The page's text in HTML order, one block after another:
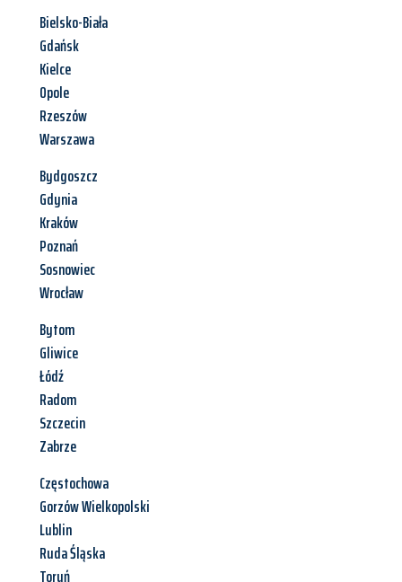
Bielsko-Biała
Gdańsk
Kielce
Opole
Rzeszów
Warszawa
Bydgoszcz
Gdynia
Kraków
Poznań
Sosnowiec
Wrocław
Bytom
Gliwice
Łódź
Radom
Szczecin
Zabrze
Częstochowa
Gorzów Wielkopolski
Lublin
Ruda Śląska
Toruń